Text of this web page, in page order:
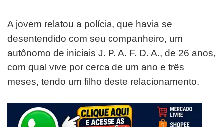
A jovem relatou a polícia, que havia se
desentendido com seu companheiro, um
autônomo de iniciais J. P. A. F. D. A., de 26 anos,
com qual vive por cerca de um ano e três
meses, tendo um filho deste relacionamento.